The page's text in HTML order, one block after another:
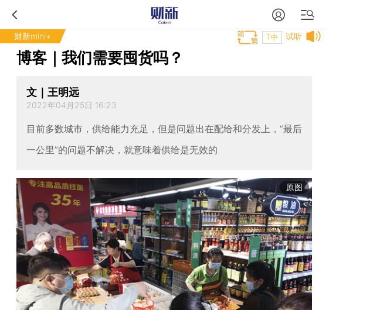
财新mini+ 试听
T中
​博客｜我们需要囤货吗？
文｜王明远
2022年04月25日 16:23
目前多数城市，供给能力充足，但是问题出在配给和分发上，“最后
一公里”的问题不解决，就意味着供给是无效的
原图